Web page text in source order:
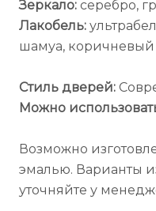
Зеркало: серебро,
Лакобель:
шамуа, коричневый
Стиль дверей:
Можно
Возможно
эмалью. Варианты
уточняйте у